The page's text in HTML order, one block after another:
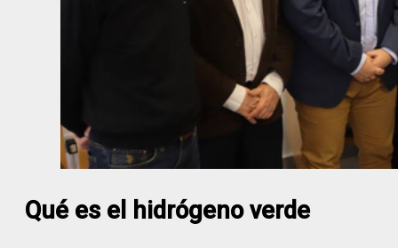
Qué es el hidrógeno verde